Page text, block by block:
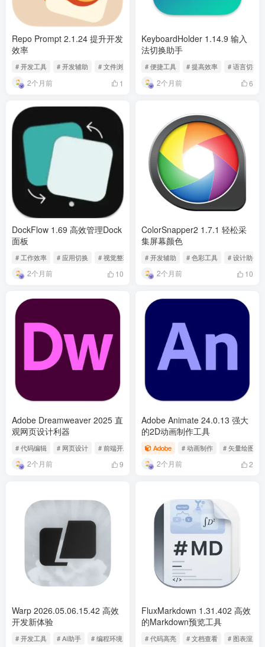
Repo Prompt 2.1.24 提升开发
效率
# 开发工具 # 开发辅助 # 文件浏览
2个月前 1
KeyboardHolder 1.14.9 输入
法切换助手
# 便捷工具 # 提高效率 # 语言切换
2个月前 6
DockFlow 1.69 高效管理Dock
面板
# 工作效率 # 应用切换 # 视觉整理
2个月前 10
ColorSnapper2 1.7.1 轻松采
集屏幕颜色
# 开发辅助 # 色彩工具 # 设计助手
2个月前 10
Adobe Dreamweaver 2025 直
观网页设计利器
# 代码编辑 # 网页设计 # 前端开发
2个月前 9
Adobe Animate 24.0.13 强大
的2D动画制作工具
Adobe # 动画制作 # 矢量绘图
2个月前 2
Warp 2026.05.06.15.42 高效
开发新体验
# 开发工具 # AI助手 # 编程环境
FluxMarkdown 1.31.402 高效
的Markdown预览工具
# 代码高亮 # 文档查看 # 图表渲染